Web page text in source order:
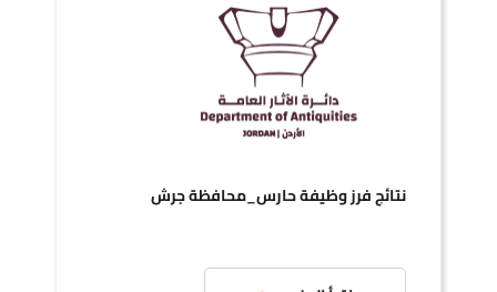
نتائج فرز وظيفة حارس_محافظة جرش